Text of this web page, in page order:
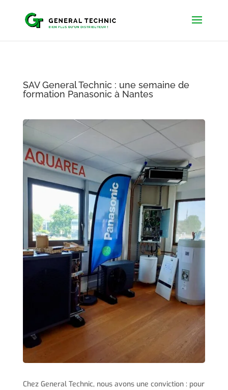
SAV General Technic : une semaine de
formation Panasonic à Nantes
Chez General Technic, nous avons une conviction : pour